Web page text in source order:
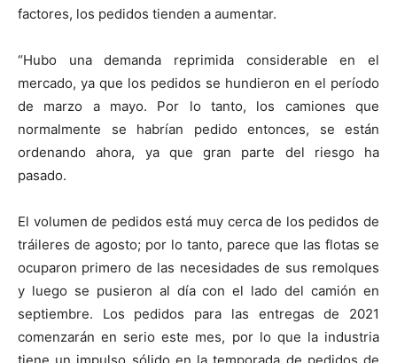
factores, los pedidos tienden a aumentar.
“Hubo una demanda reprimida considerable en el
mercado, ya que los pedidos se hundieron en el período
de marzo a mayo. Por lo tanto, los camiones que
normalmente se habrían pedido entonces, se están
ordenando ahora, ya que gran parte del riesgo ha
pasado.
El volumen de pedidos está muy cerca de los pedidos de
tráileres de agosto; por lo tanto, parece que las flotas se
ocuparon primero de las necesidades de sus remolques
y luego se pusieron al día con el lado del camión en
septiembre. Los pedidos para las entregas de 2021
comenzarán en serio este mes, por lo que la industria